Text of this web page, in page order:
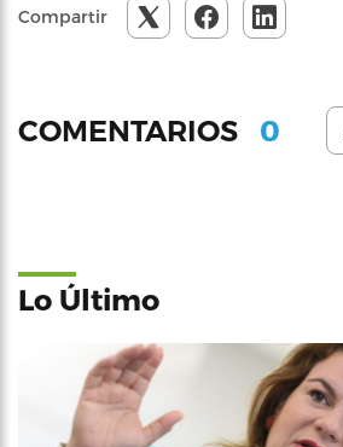
Compartir
COMENTARIOS 0
Lo Último